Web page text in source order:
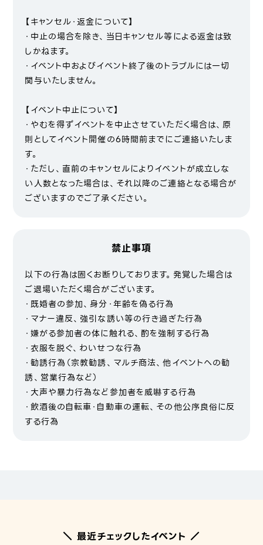
【キャンセル・返金について】
・中止の場合を除き、当日キャンセル等による返金は致
しかねます。
・イベント中およびイベント終了後のトラブルには一切
関与いたしません。
【イベント中止について】
・やむを得ずイベントを中止させていただく場合は、原
則としてイベント開催の6時間前までにご連絡いたしま
す。
・ただし、直前のキャンセルによりイベントが成立しな
い人数となった場合は、それ以降のご連絡となる場合が
ございますのでご了承ください。
禁止事項
以下の行為は固くお断りしております。発覚した場合は
ご退場いただく場合がございます。
・既婚者の参加、身分・年齢を偽る行為
・マナー違反、強引な誘い等の行き過ぎた行為
・嫌がる参加者の体に触れる、酌を強制する行為
・衣服を脱ぐ、わいせつな行為
・勧誘行為（宗教勧誘、マルチ商法、他イベントへの勧
誘、営業行為など）
・大声や暴力行為など参加者を威嚇する行為
・飲酒後の自転車・自動車の運転、その他公序良俗に反
する行為
＼ 最近チェックしたイベント ／